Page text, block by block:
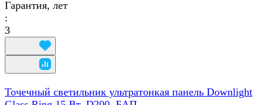
Гарантия, лет
:
3
Точечный светильник ультратонкая панель Downlight